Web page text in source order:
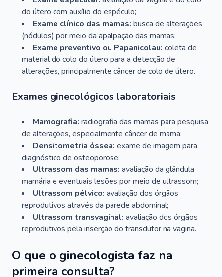
do útero com auxílio do espéculo;
Exame clínico das mamas: busca de alterações
(nódulos) por meio da apalpação das mamas;
Exame preventivo ou Papanicolau: coleta de
material do colo do útero para a detecção de
alterações, principalmente câncer de colo de útero.
Exames ginecológicos laboratoriais
Mamografia: radiografia das mamas para pesquisa
de alterações, especialmente câncer de mama;
Densitometria óssea: exame de imagem para
diagnóstico de osteoporose;
Ultrassom das mamas: avaliação da glândula
mamária e eventuais lesões por meio de ultrassom;
Ultrassom pélvico: avaliação dos órgãos
reprodutivos através da parede abdominal;
Ultrassom transvaginal: avaliação dos órgãos
reprodutivos pela inserção do transdutor na vagina.
O que o ginecologista faz na
primeira consulta?